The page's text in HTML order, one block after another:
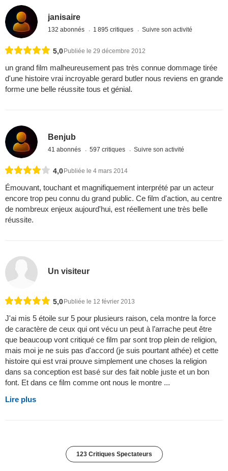
janisaire
132 abonnés 1 895 critiques Suivre son activité
5,0Publiée le 29 décembre 2012
un grand film malheureusement pas très connue dommage tirée
d'une histoire vrai incroyable gerard butler nous reviens en grande
forme une belle réussite tous et génial.
Benjub
41 abonnés 597 critiques Suivre son activité
4,0Publiée le 4 mars 2014
Émouvant, touchant et magnifiquement interprété par un acteur
encore trop peu connu du grand public. Ce film d'action, au centre
de nombreux enjeux aujourd'hui, est réellement une très belle
réussite.
Un visiteur
5,0 Publiée le 12 février 2013
J'ai mis 5 étoile sur 5 pour plusieurs raison, cela montre la force
de caractère de ceux qui ont vécu un peut à l’arrache peut être
que beaucoup vont critiqué ce film par sont trop plein de religion,
mais moi je ne suis pas d'accord (je suis pourtant athée) et cette
histoire qui est vrai prouve simplement une choses la religion
dans sa conception est basé sur des fait noble juste et un bon
font. Et dans ce film comme ont nous le montre ...
Lire plus
123 Critiques Spectateurs